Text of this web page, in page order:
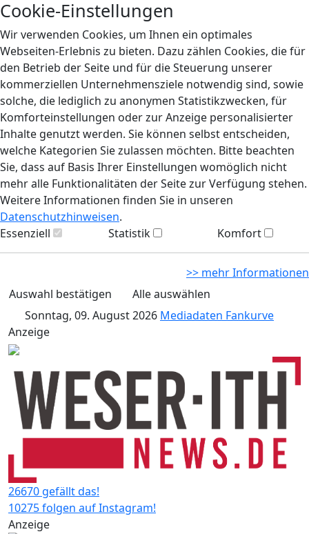
Cookie-Einstellungen
Wir verwenden Cookies, um Ihnen ein optimales
Webseiten-Erlebnis zu bieten. Dazu zählen Cookies, die für
den Betrieb der Seite und für die Steuerung unserer
kommerziellen Unternehmensziele notwendig sind, sowie
solche, die lediglich zu anonymen Statistikzwecken, für
Komforteinstellungen oder zur Anzeige personalisierter
Inhalte genutzt werden. Sie können selbst entscheiden,
welche Kategorien Sie zulassen möchten. Bitte beachten
Sie, dass auf Basis Ihrer Einstellungen womöglich nicht
mehr alle Funktionalitäten der Seite zur Verfügung stehen.
Weitere Informationen finden Sie in unseren
Datenschutzhinweisen.
Essenziell
Statistik Komfort
>> mehr Informationen
Auswahl bestätigen
Alle auswählen
Sonntag, 09. August 2026 Mediadaten Fankurve
Anzeige
26670 gefällt das!
10275 folgen auf Instagram!
Anzeige